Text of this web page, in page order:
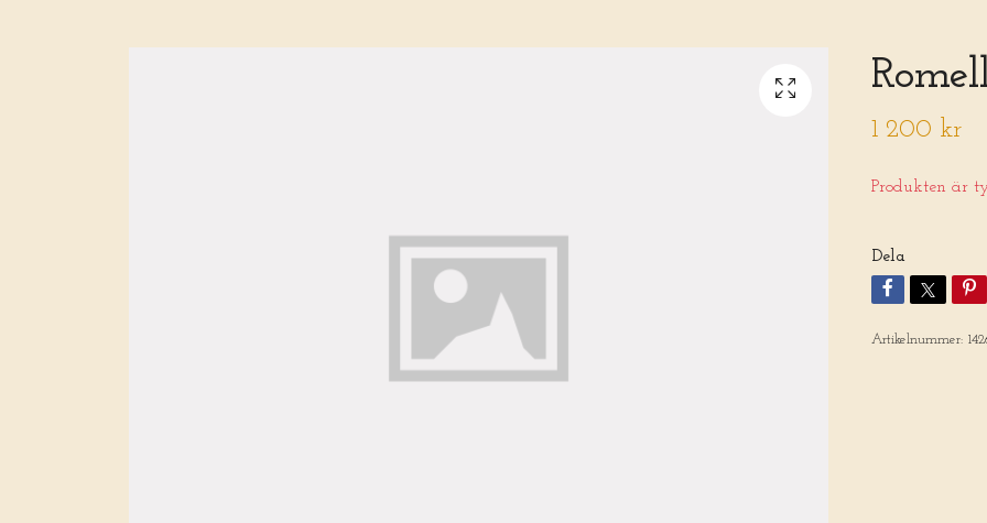
1 200 kr
Produkten är
Dela
Artikelnummer: